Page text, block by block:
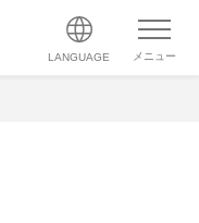
LANGUAGE メニュー